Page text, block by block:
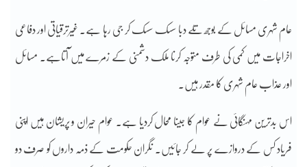
عام شہری مسائل کے بوجھ تلے دبا سسک سسک کر جی رہا ہے۔ غیرترقیاتی اور دفاعی
اخراجات میں کمی کی طرف متوجہ کرنا ملک دشمنی کے زمرے میں آتاہے۔ مسائل
اور عذاب عام شہری کا مقدر ہیں۔
اس بدترین مہنگائی نے عوام کا جینا محال کردیا ہے۔ عوام حیران و پریشان ہیں اپنی
فریاد کس کے دروازے پر لے کر جائیں۔ نگران حکومت کے ذمہ داروں کو صرف دو